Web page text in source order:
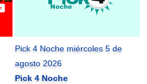
Pick 4 Noche miércoles 5 de
agosto 2026
Pick 4 Noche